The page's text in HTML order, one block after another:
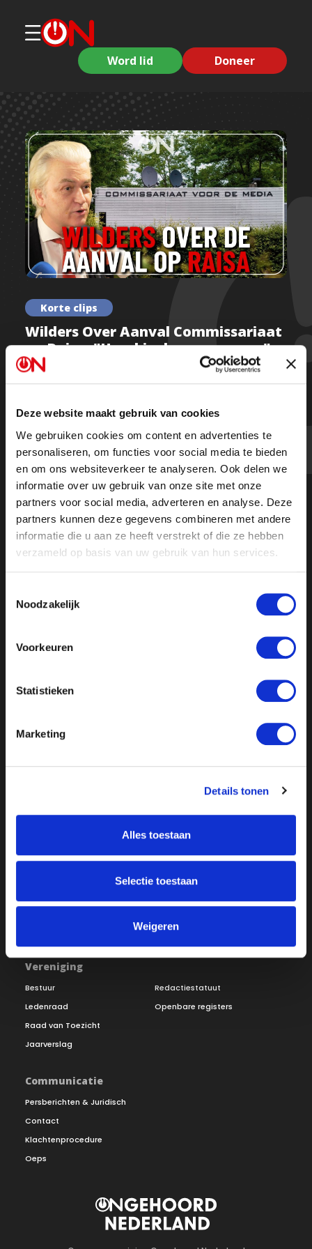
Deze website maakt gebruik van cookies
We gebruiken cookies om content en advertenties te
personaliseren, om functies voor social media te bieden
en om ons websiteverkeer te analyseren. Ook delen we
informatie over uw gebruik van onze site met onze
partners voor social media, adverteren en analyse. Deze
partners kunnen deze gegevens combineren met andere
informatie die u aan ze heeft verstrekt of die ze hebben
verzameld op basis van uw gebruik van hun services.
Noodzakelijk
Voorkeuren
Statistieken
Marketing
Details tonen
Alles toestaan
Selectie toestaan
Weigeren
Word lid Doneer
Korte clips
Wilders Over Aanval Commissariaat
op Raisa: "Houd je daar verre van"
PVV-leider Geert Wilders reageert op de aanval die
het Commissariaat voor de Media heeft ingezet op
presentatrice Raisa Blommestijn.
“Mijn eerste reactie zou zijn: houd je daar verre van.
Het lijkt mij dat het Commissariaat niet gaat over het
personeelsbeleid van omroepen.”
Inloggen
Vereniging
Bestuur
Ledenraad
Raad van Toezicht
Jaarverslag
Redactiestatuut
Openbare registers
Communicatie
Persberichten & Juridisch
Contact
Klachtenprocedure
Oeps